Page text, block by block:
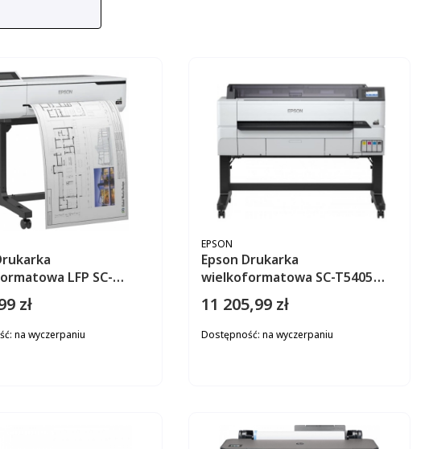
LFP SC-
A0/4-
Stand
zł
na wyczerpaniu
Epson Drukarka
wielkoformatowa SC-T5405
36cal/A0/4pl/W+GLAN/USB3/St
and
PRODUCENT
EPSON
Cena
11 205,99 zł
Dostępność: na wyczerpaniu